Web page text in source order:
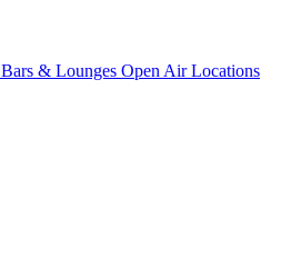
Bars & Lounges Open Air Locations